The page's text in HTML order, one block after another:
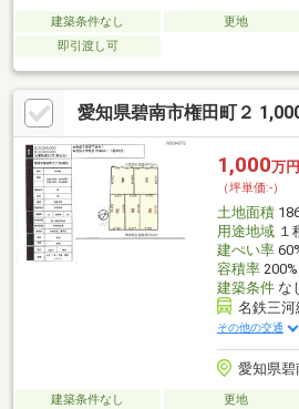
建築条件なし 更地
即引渡し可
愛知県碧南市権田町２
1,000万円
（坪単価:-）
土地面積
用途地域１
建ぺい率
容積率200%
建築条件な
名鉄三河
その他の交通
愛知県碧
建築条件なし 更地